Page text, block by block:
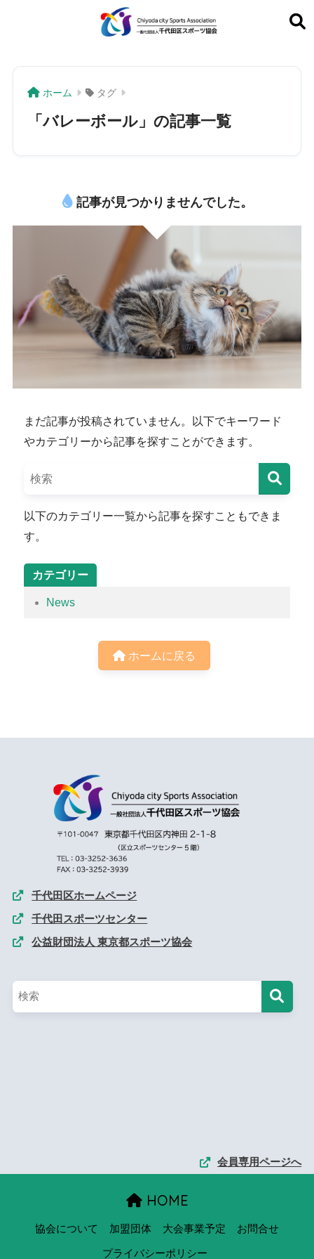
ホーム タグ
「バレーボール」の記事一覧
記事が見つかりませんでした。
まだ記事が投稿されていません。以下でキーワード
やカテゴリーから記事を探すことができます。
以下のカテゴリー一覧から記事を探すこともできま
す。
カテゴリー
News
ホームに戻る
千代田区ホームページ
千代田スポーツセンター
公益財団法人 東京都スポーツ協会
会員専用ページへ
HOME
協会について 加盟団体 大会事業予定 お問合せ
プライバシーポリシー